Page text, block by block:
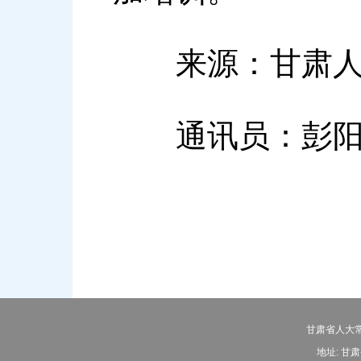
来源：甘肃人
通讯员：彭
甘肃省人大
地址: 甘